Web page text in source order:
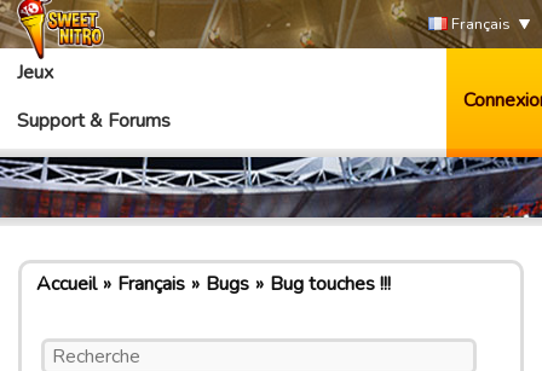
Français
Jeux
Support & Forums
Accueil Français Bugs Bug touches !!!